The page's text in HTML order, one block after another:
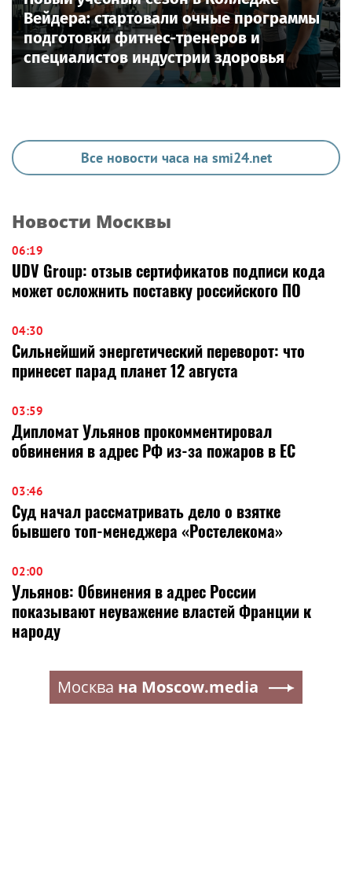
Вейдера: стартовали очные программы
подготовки фитнес-тренеров и
специалистов индустрии здоровья
Все новости часа на smi24.net
Новости Москвы
06:19
UDV Group: отзыв сертификатов подписи кода
может осложнить поставку российского ПО
04:30
Сильнейший энергетический переворот: что
принесет парад планет 12 августа
03:59
Дипломат Ульянов прокомментировал
обвинения в адрес РФ из-за пожаров в ЕС
03:46
Суд начал рассматривать дело о взятке
бывшего топ-менеджера «Ростелекома»
02:00
Ульянов: Обвинения в адрес России
показывают неуважение властей Франции к
народу
Москва на Moscow.media